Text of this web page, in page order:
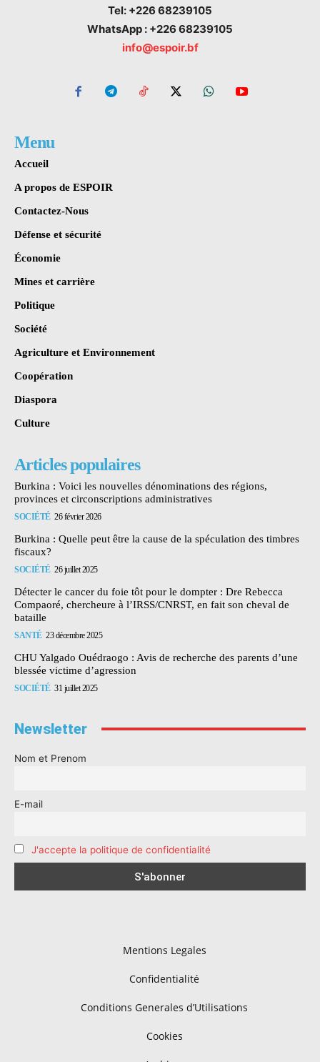
Tel: +226 68239105
WhatsApp : +226 68239105
info@espoir.bf
Menu
Accueil
A propos de ESPOIR
Contactez-Nous
Défense et sécurité
Économie
Mines et carrière
Politique
Société
Agriculture et Environnement
Coopération
Diaspora
Culture
Articles populaires
Burkina : Voici les nouvelles dénominations des régions,
provinces et circonscriptions administratives
SOCIÉTÉ 26 février 2026
Burkina : Quelle peut être la cause de la spéculation des timbres
fiscaux?
SOCIÉTÉ 26 juillet 2025
Détecter le cancer du foie tôt pour le dompter : Dre Rebecca
Compaoré, chercheure à l’IRSS/CNRST, en fait son cheval de
bataille
SANTÉ 23 décembre 2025
CHU Yalgado Ouédraogo : Avis de recherche des parents d’une
blessée victime d’agression
SOCIÉTÉ 31 juillet 2025
Newsletter
Nom et Prenom
E-mail
J'accepte la politique de confidentialité
Mentions Legales
Confidentialité
Conditions Generales d’Utilisations
Cookies